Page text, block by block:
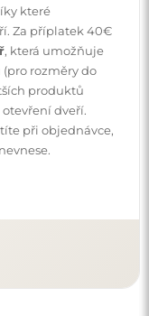
které
Za příplatek 40€
, která umožňuje
rozměry do
produktů
dveří.
při objednávce,